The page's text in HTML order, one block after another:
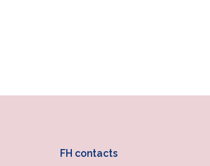
FH contacts